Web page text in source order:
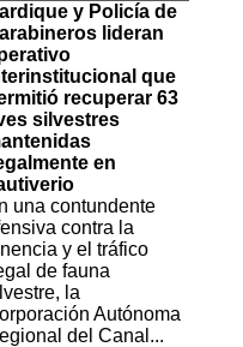
y Policía de
lideran
que
recuperar 63
silvestres
en
una contundente
contra la
y el tráfico
de fauna
la
Autónoma
del Canal...